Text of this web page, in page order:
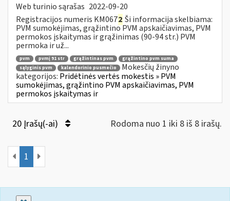
Web turinio sąrašas 2022-09-20
Registracijos numeris KM0672 Ši informacija skelbiama:
PVM sumokėjimas, grąžintino PVM apskaičiavimas, PVM
permokos įskaitymas ir grąžinimas (90-94 str.) PVM
permoka ir už...
pvm pvmį 91 str grąžintinas pvm
grąžintino pvm suma
sąlyginis pvm
kalendorinio pusmečio
Mokesčių žinyno
kategorijos: Pridėtinės vertės mokestis » PVM
sumokėjimas, grąžintino PVM apskaičiavimas, PVM
permokos įskaitymas ir
20 Įrašų(-ai) Rodoma nuo 1 iki 8 iš 8 irašų.
1